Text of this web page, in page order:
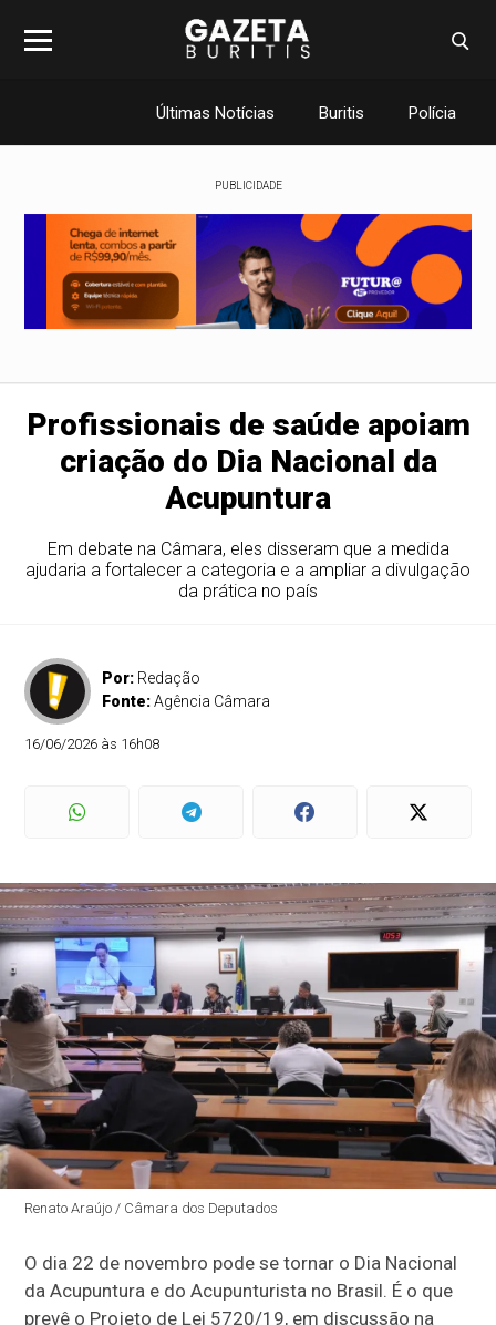
Últimas Notícias Buritis Polícia
PUBLICIDADE
Profissionais de saúde apoiam
criação do Dia Nacional da
Acupuntura
Em debate na Câmara, eles disseram que a medida
ajudaria a fortalecer a categoria e a ampliar a divulgação
da prática no país
Por: Redação
Fonte:Agência Câmara
16/06/2026 às 16h08
Renato Araújo / Câmara dos Deputados
O dia 22 de novembro pode se tornar o Dia Nacional
da Acupuntura e do Acupunturista no Brasil. É o que
prevê o Projeto de Lei 5720/19, em discussão na